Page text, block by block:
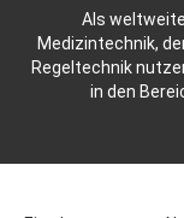
Als
Medizintechnik,
Regeltechnik
in den